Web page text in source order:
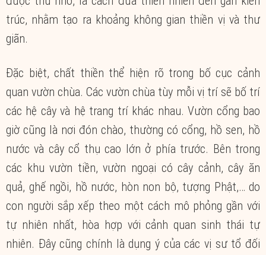
trúc, nhằm tạo ra khoảng không gian thiền vị và thư
giãn.
Đặc biệt, chất thiền thể hiện rõ trong bố cục cảnh
quan vườn chùa. Các vườn chùa tùy mỗi vị trí sẽ bố trí
các hệ cây và hệ trang trí khác nhau. Vườn cổng bao
giờ cũng là nơi đón chào, thường có cổng, hồ sen, hồ
nước và cây cổ thụ cao lớn ở phía trước. Bên trong
các khu vườn tiền, vườn ngoại có cây cảnh, cây ăn
quả, ghế ngồi, hồ nước, hòn non bộ, tượng Phật,… do
con người sắp xếp theo một cách mô phỏng gần với
tự nhiên nhất, hòa hợp với cảnh quan sinh thái tự
nhiên. Đây cũng chính là dụng ý của các vị sư tổ đối